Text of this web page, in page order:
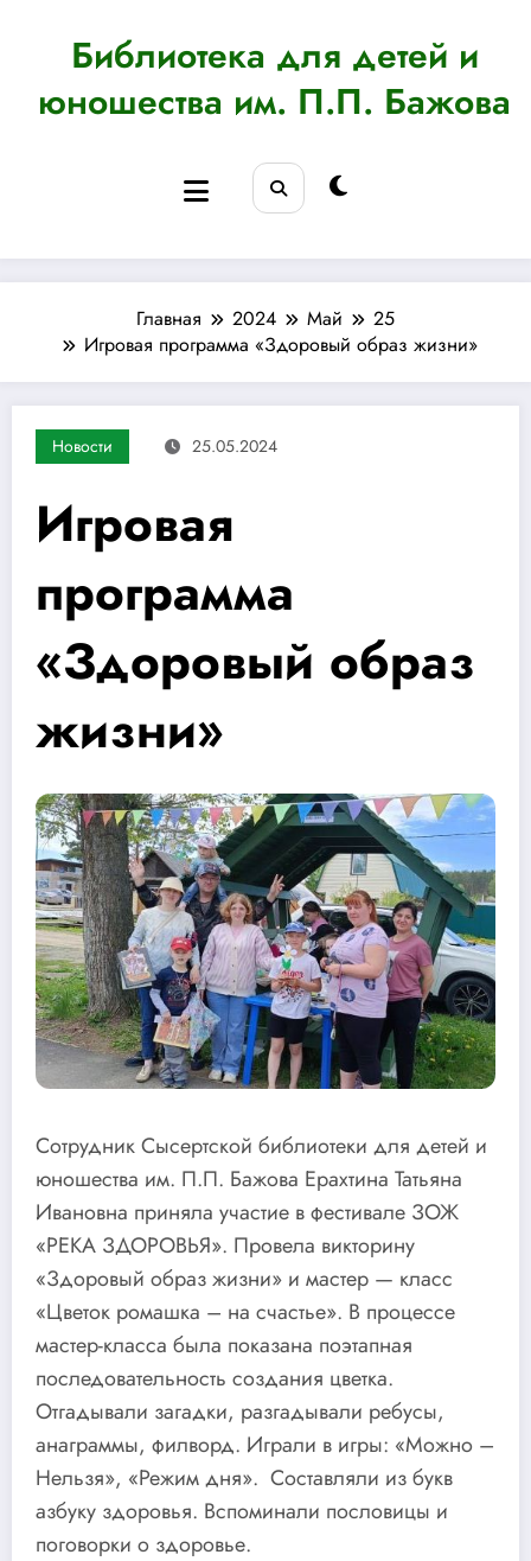
содержимомуБиблиотека для детей и
юношества им. П.П. Бажова
Главная 2024 Май
25
Игровая программа «Здоровый образ жизни»
Новости 25.05.2024
Игровая
программа
«Здоровый образ
жизни»
Сотрудник Сысертской библиотеки для детей и
юношества им. П.П. Бажова Ерахтина Татьяна
Ивановна приняла участие в фестивале ЗОЖ
«РЕКА ЗДОРОВЬЯ». Провела викторину
«Здоровый образ жизни» и мастер — класс
«Цветок ромашка – на счастье». В процессе
мастер-класса была показана поэтапная
последовательность создания цветка.
Отгадывали загадки, разгадывали ребусы,
анаграммы, филворд. Играли в игры: «Можно –
Нельзя», «Режим дня». Составляли из букв
азбуку здоровья. Вспоминали пословицы и
поговорки о здоровье.